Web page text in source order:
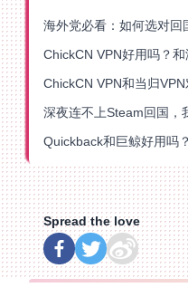
深夜连不上Steam回国，
Spread the love